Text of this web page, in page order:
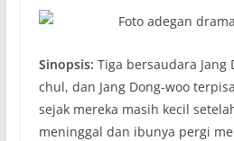
Sinopsis: Tiga bersaudara Jang
chul, dan Jang Dong-woo
sejak mereka masih kecil
meninggal dan ibunya pergi